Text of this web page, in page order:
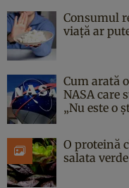
Consumul
viață ar
Cum arată
NASA care
„Nu este o
O proteină
salata